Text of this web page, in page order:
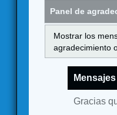
Panel de
Mostrar los
agradecimiento
Gracias